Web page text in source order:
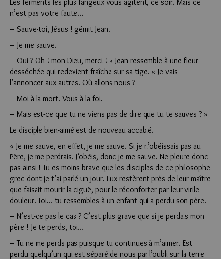
Les ferments les plus fangeux vous agitent, ce soir. Mais ce
n’est pas votre faute…
– Sauve-toi, Jésus ! gémit Jean.
– Je me sauve.
– Oui ? Oh ! mon Dieu, merci ! » Jean ressemble à une fleur
desséchée qui redevient fraîche sur sa tige. « Je vais
l’annoncer aux autres. Où allons-nous ?
– Moi à la mort. Vous à la foi.
– Mais est-ce que tu ne viens pas de dire que tu te sauves ? »
Le disciple bien-aimé est de nouveau accablé.
« Je me sauve, en effet, je me sauve. Si je n’obéissais pas au
Père, je me perdrais. J’obéis, donc je me sauve. Ne pleure donc
pas ainsi ! Tu es moins brave que les disciples de ce philosophe
grec dont je t’ai parlé un jour. Eux restèrent près de leur maître
que faisait mourir la ciguë, pour le réconforter par leur virile
douleur. Toi… tu ressembles à un enfant qui a perdu son père.
– N’est-ce pas le cas ? C’est plus grave que si je perdais mon
père ! Je te perds, toi…
– Tu ne me perds pas puisque tu continues à m’aimer. Est
perdu quelqu’un qui est séparé de nous par l’oubli sur la terre